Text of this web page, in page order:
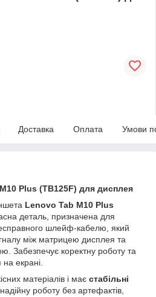
Доставка Оплата Умови
Plus (TB125F) для дисплея
Lenovo Tab M10 Plus
деталь, призначена для
шлейф-кабелю, який
між матрицею дисплея та
Забезпечує коректну роботу та
екрані.
матеріалів і має стабільні
роботу без артефактів,